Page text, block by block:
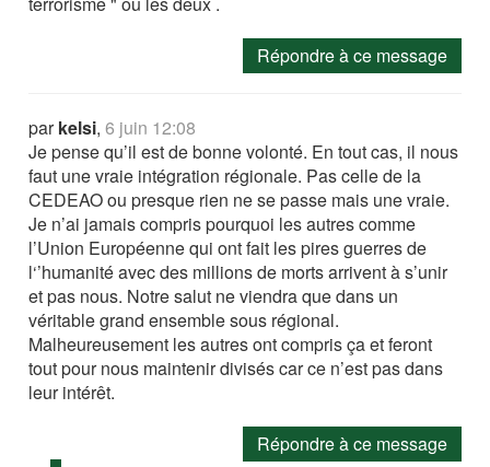
Répondre à ce message
parkelsi,6 juin 12:08
Je pense qu’il est de bonne volonté. En tout cas, il nous
faut une vraie intégration régionale. Pas celle de la
CEDEAO ou presque rien ne se passe mais une vraie.
Je n’ai jamais compris pourquoi les autres comme
l’Union Européenne qui ont fait les pires guerres de
l‘’humanité avec des millions de morts arrivent à s’unir
et pas nous. Notre salut ne viendra que dans un
véritable grand ensemble sous régional.
Malheureusement les autres ont compris ça et feront
tout pour nous maintenir divisés car ce n’est pas dans
leur intérêt.
Répondre à ce message